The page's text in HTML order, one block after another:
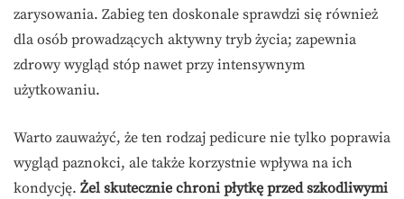
zarysowania. Zabieg ten doskonale sprawdzi się również
dla osób prowadzących aktywny tryb życia; zapewnia
zdrowy wygląd stóp nawet przy intensywnym
użytkowaniu.
Warto zauważyć, że ten rodzaj pedicure nie tylko poprawia
wygląd paznokci, ale także korzystnie wpływa na ich
kondycję. Żel skutecznie chroni płytkę przed szkodliwymi